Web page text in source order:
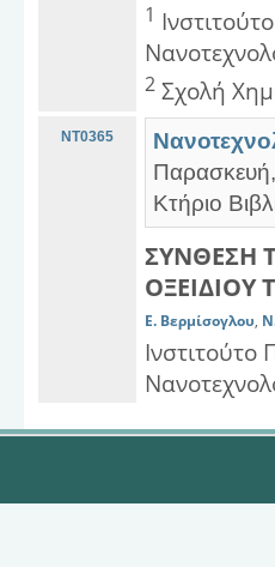
1
2 Σχολή
NT0365
Κτήριο
ΣΥΝΘΕΣΗ
ΟΞΕΙΔΙΟΥ
Ε. Βερμίσογλου,